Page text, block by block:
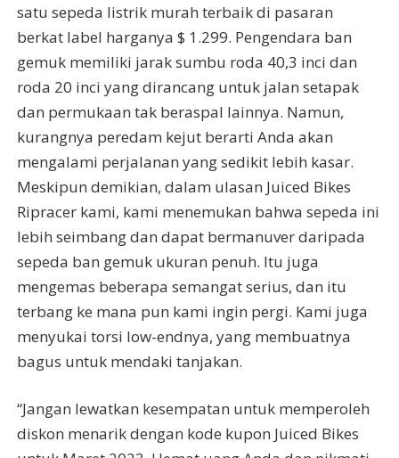
satu sepeda listrik murah terbaik di pasaran
berkat label harganya $ 1.299. Pengendara ban
gemuk memiliki jarak sumbu roda 40,3 inci dan
roda 20 inci yang dirancang untuk jalan setapak
dan permukaan tak beraspal lainnya. Namun,
kurangnya peredam kejut berarti Anda akan
mengalami perjalanan yang sedikit lebih kasar.
Meskipun demikian, dalam ulasan Juiced Bikes
Ripracer kami, kami menemukan bahwa sepeda ini
lebih seimbang dan dapat bermanuver daripada
sepeda ban gemuk ukuran penuh. Itu juga
mengemas beberapa semangat serius, dan itu
terbang ke mana pun kami ingin pergi. Kami juga
menyukai torsi low-endnya, yang membuatnya
bagus untuk mendaki tanjakan.
“Jangan lewatkan kesempatan untuk memperoleh
diskon menarik dengan kode kupon Juiced Bikes